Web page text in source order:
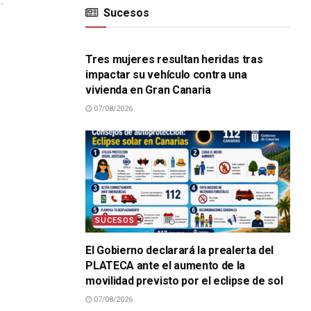
Sucesos
SUCESOS
Tres mujeres resultan heridas tras
impactar su vehículo contra una
vivienda en Gran Canaria
07/08/2026
SUCESOS
El Gobierno declarará la prealerta del
PLATECA ante el aumento de la
movilidad previsto por el eclipse de sol
07/08/2026